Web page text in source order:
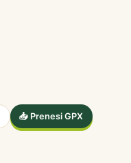
📥 Prenesi GPX